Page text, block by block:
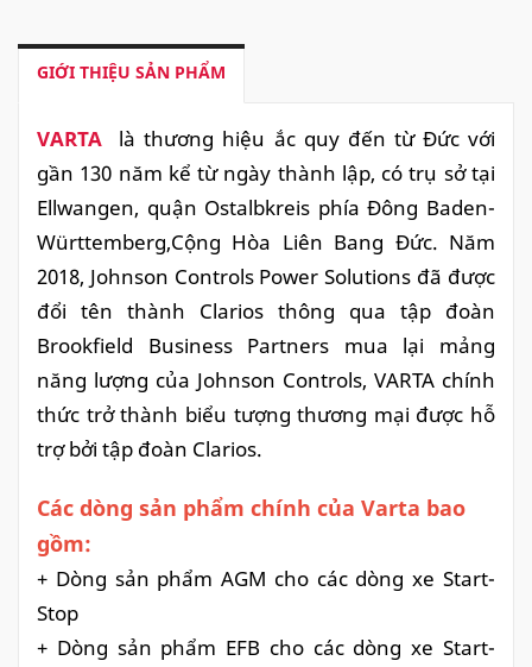
GIỚI THIỆU SẢN PHẨM
VARTA là thương hiệu ắc quy đến từ Đức với
gần 130 năm kể từ ngày thành lập, có trụ sở tại
Ellwangen, quận Ostalbkreis phía Đông Baden-
Württemberg,Cộng Hòa Liên Bang Đức. Năm
2018, Johnson Controls Power Solutions đã được
đổi tên thành Clarios thông qua tập đoàn
Brookfield Business Partners mua lại mảng
năng lượng của Johnson Controls, VARTA chính
thức trở thành biểu tượng thương mại được hỗ
trợ bởi tập đoàn Clarios.
Các dòng sản phẩm chính của Varta bao
gồm:
+ Dòng sản phẩm AGM cho các dòng xe Start-
Stop
+ Dòng sản phẩm EFB cho các dòng xe Start-